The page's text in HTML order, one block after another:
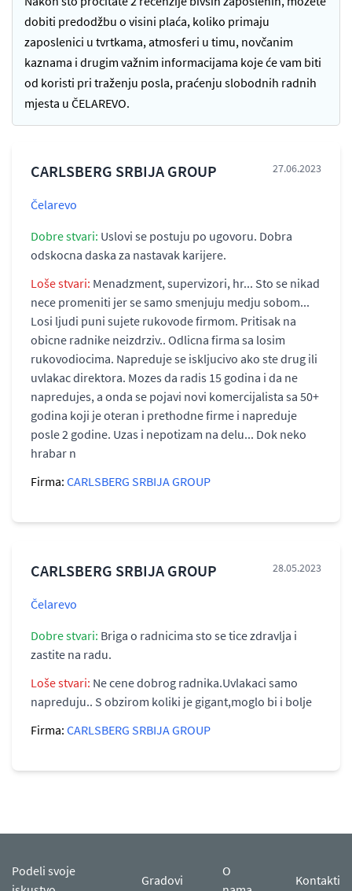
dobiti predodžbu o visini plaća, koliko primaju
zaposlenici u tvrtkama, atmosferi u timu, novčanim
kaznama i drugim važnim informacijama koje će vam biti
od koristi pri traženju posla, praćenju slobodnih radnih
mjesta u ČELAREVO.
CARLSBERG SRBIJA GROUP 27.06.2023
Čelarevo
Dobre stvari: Uslovi se postuju po ugovoru. Dobra
odskocna daska za nastavak karijere.
Loše stvari: Menadzment, supervizori, hr... Sto se nikad
nece promeniti jer se samo smenjuju medju sobom...
Losi ljudi puni sujete rukovode firmom. Pritisak na
obicne radnike neizdrziv.. Odlicna firma sa losim
rukovodiocima. Napreduje se iskljucivo ako ste drug ili
uvlakac direktora. Mozes da radis 15 godina i da ne
napredujes, a onda se pojavi novi komercijalista sa 50+
godina koji je oteran i prethodne firme i napreduje
posle 2 godine. Uzas i nepotizam na delu... Dok neko
hrabar n
Firma: CARLSBERG SRBIJA GROUP
CARLSBERG SRBIJA GROUP 28.05.2023
Čelarevo
Dobre stvari: Briga o radnicima sto se tice zdravlja i
zastite na radu.
Loše stvari: Ne cene dobrog radnika.Uvlakaci samo
napreduju.. S obzirom koliki je gigant,moglo bi i bolje
Firma: CARLSBERG SRBIJA GROUP
Podeli svoje
Gradovi
O
Kontakti